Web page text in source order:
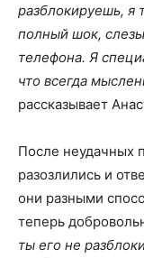
разблокируешь, я
полный шок,
телефона. Я
что всегда
рассказывает
После неудачных
разозлились и
они разными
теперь
ты его не